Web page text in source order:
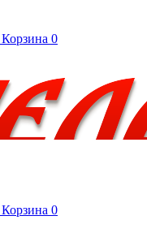
Корзина 0
Корзина 0